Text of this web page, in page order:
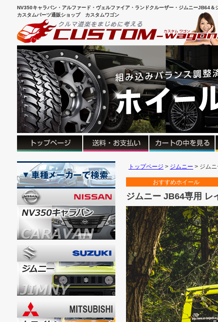
NV350キャラバン・アルファード・ヴェルファイア・ランドクルーザー・ジムニーJB64
カスタムパーツ通販ショップ カスタムワゴン
トップページ ジムニー ジム
おすすめホイー
ジムニー JB64専用 レ